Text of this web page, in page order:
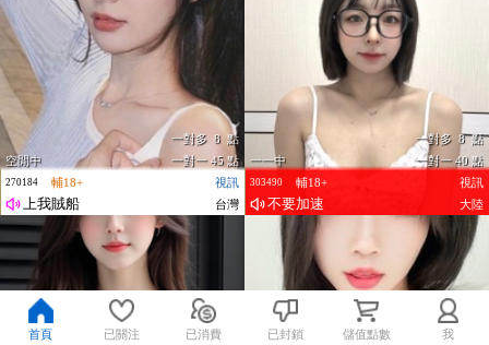
空閒中
一對多 8 點
一對一 45 點
輔18+
視訊
270184
上我賊船 台灣
一一中
一對多 8 點
一對一 40 點
輔18+
視訊
303490
不要加速 大陸
首頁 已關注 已消費 已封鎖 儲值點數 我